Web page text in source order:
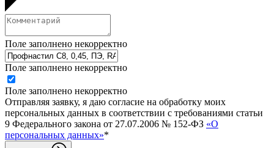
Поле заполнено некорректно
Поле заполнено некорректно
Поле заполнено некорректно
Отправляя заявку, я даю согласие на обработку моих
персональных данных в соответствии с требованиями статьи
9 Федерального закона от 27.07.2006 № 152-ФЗ «О
персональных данных»*